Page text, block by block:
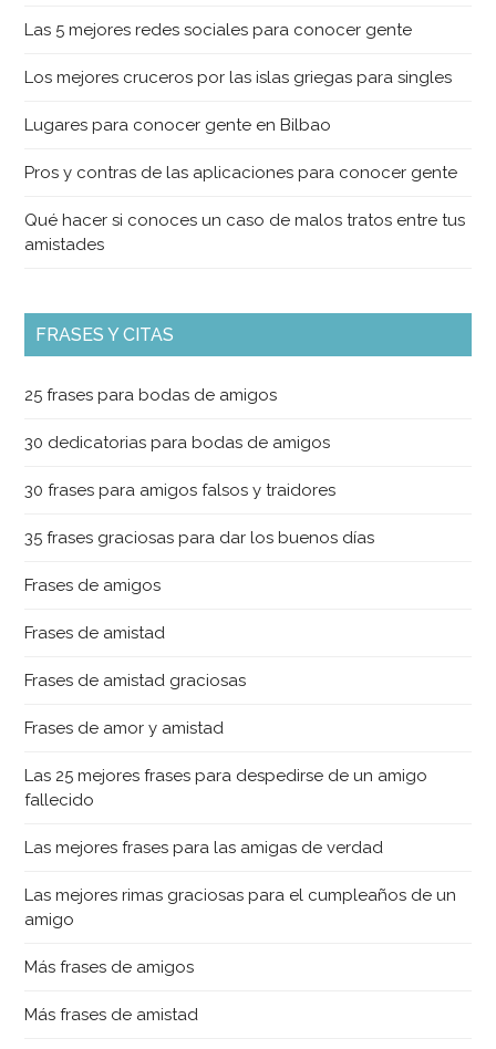
Las 5 mejores redes sociales para conocer gente
Los mejores cruceros por las islas griegas para singles
Lugares para conocer gente en Bilbao
Pros y contras de las aplicaciones para conocer gente
Qué hacer si conoces un caso de malos tratos entre tus
amistades
FRASES Y CITAS
25 frases para bodas de amigos
30 dedicatorias para bodas de amigos
30 frases para amigos falsos y traidores
35 frases graciosas para dar los buenos días
Frases de amigos
Frases de amistad
Frases de amistad graciosas
Frases de amor y amistad
Las 25 mejores frases para despedirse de un amigo
fallecido
Las mejores frases para las amigas de verdad
Las mejores rimas graciosas para el cumpleaños de un
amigo
Más frases de amigos
Más frases de amistad